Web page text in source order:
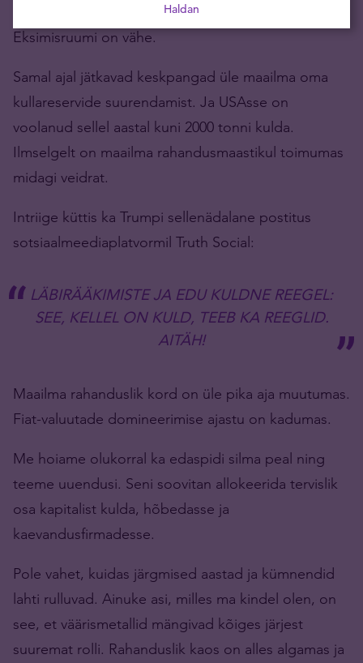
Tegemist on peenikesel köiel kõndimisega.
Eksimisruumi on vähe.
Samal ajal jätkavad keskpangad üle maailma oma
kullareservide suurendamist. Ja USAsse on
voolanud sellel aastal kuni 2000 tonni kulda.
Ilmselgelt on maailma rahandusmaastikul toimumas
midagi veidrat.
Intriige küttis ka Trumpi sellenädalane postitus
sotsiaalmeediaplatvormil Truth Social:
LÄBIRÄÄKIMISTE JA EDU KULDNE REEGEL:
SEE, KELLEL ON KULD, TEEB KA REEGLID.
AITÄH!
Maailma rahanduslik kord on üle pika aja muutumas.
Fiat-valuutade domineerimise ajastu on kadumas.
Me hoiame olukorral ka edaspidi silma peal ning
teeme uuendusi. Seni soovitan allokeerida tervislik
osa kapitalist kulda, hõbedasse ja
kaevandusfirmadesse.
Pole vahet, kuidas järgmised aastad ja kümnendid
lahti rulluvad. Ainuke asi, milles ma kindel olen, on
see, et väärismetallid mängivad kõiges järjest
suuremat rolli. Rahanduslik kaos on alles algamas ja
Haldan